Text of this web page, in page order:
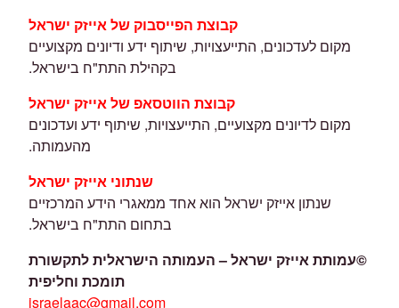
קבוצת הפייסבוק של אייזק ישראל
מקום לעדכונים, התייעצויות, שיתוף ידע ודיונים מקצועיים
בקהילת התת"ח בישראל.
קבוצת הווטסאפ של אייזק ישראל
מקום לדיונים מקצועיים, התייעצויות, שיתוף ידע ועדכונים
מהעמותה.
שנתוני אייזק ישראל
שנתון אייזק ישראל הוא אחד ממאגרי הידע המרכזיים
בתחום התת"ח בישראל.
©עמותת אייזק ישראל – העמותה הישראלית לתקשורת
תומכת וחליפית
israelaac@gmail.com